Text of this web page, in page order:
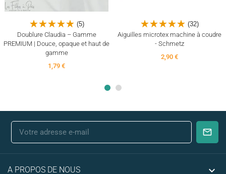
(5)
Doublure Claudia – Gamme
PREMIUM | Douce, opaque et haut de
gamme
1,79 €
(32)
Aiguilles microtex machine à coudre
- Schmetz
2,90 €
A PROPOS DE NOUS 